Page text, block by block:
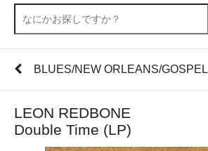
BLUES/NEW ORLEANS/GOSPEL
LEON REDBONE
Double Time (LP)